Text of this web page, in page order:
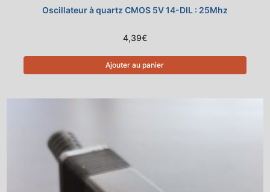
Oscillateur à quartz CMOS 5V 14-DIL : 25Mhz
4,39€
Ajouter au panier